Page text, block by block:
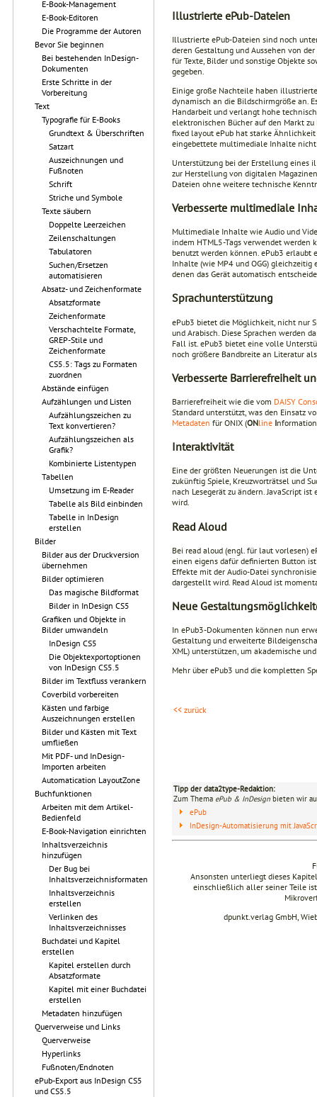
E-Book-Management
E-Book-Editoren
Die Programme der Autoren
Bevor Sie beginnen
Bei bestehenden InDesign-
Dokumenten
Erste Schritte in der
Vorbereitung
Text
Typografie für E-Books
Grundtext & Überschriften
Satzart
Auszeichnungen und
Fußnoten
Schrift
Striche und Symbole
Texte säubern
Doppelte Leerzeichen
Zeilenschaltungen
Tabulatoren
Suchen/Ersetzen
automatisieren
Absatz- und Zeichenformate
Absatzformate
Zeichenformate
Verschachtelte Formate,
GREP-Stile und
Zeichenformate
CS5.5: Tags zu Formaten
zuordnen
Abstände einfügen
Aufzählungen und Listen
Aufzählungszeichen zu
Text konvertieren?
Aufzählungszeichen als
Grafik?
Kombinierte Listentypen
Tabellen
Umsetzung im E-Reader
Tabelle als Bild einbinden
Tabelle in InDesign
erstellen
Bilder
Bilder aus der Druckversion
übernehmen
Bilder optimieren
Das magische Bildformat
Bilder in InDesign CS5
Grafiken und Objekte in
Bilder umwandeln
InDesign CS5
Die Objektexportoptionen
von InDesign CS5.5
Bilder im Textfluss verankern
Coverbild vorbereiten
Kästen und farbige
Auszeichnungen erstellen
Bilder und Kästen mit Text
umfließen
Mit PDF- und InDesign-
Importen arbeiten
Automatication LayoutZone
Buchfunktionen
Arbeiten mit dem Artikel-
Bedienfeld
E-Book-Navigation einrichten
Inhaltsverzeichnis
hinzufügen
Der Bug bei
Inhaltsverzeichnisformaten
Inhaltsverzeichnis
erstellen
Verlinken des
Inhaltsverzeichnisses
Buchdatei und Kapitel
erstellen
Kapitel erstellen durch
Absatzformate
Kapitel mit einer Buchdatei
erstellen
Metadaten hinzufügen
Querverweise und Links
Querverweise
Hyperlinks
Fußnoten/Endnoten
ePub-Export aus InDesign CS5
und CS5.5
Illustrierte ePub-Dateien
Illustrierte ePub-Dateien sind noch
deren Gestaltung und Aussehen von
für Texte, Bilder und sonstige Objekte
gegeben.
Einige große Nachteile haben
dynamisch an die Bildschirmgröße an.
Handarbeit und verlangt hohe
elektronischen Bücher auf den Markt
fixed layout ePub hat starke
eingebettete multimediale Inhalte
Unterstützung bei der Erstellung eines
zur Herstellung von digitalen
Dateien ohne weitere technische
Verbesserte multimediale
Multimediale Inhalte wie Audio und
indem HTML5-Tags verwendet werden
benutzt werden können. ePub3 erlaubt
Inhalte (wie MP4 und OGG)
denen das Gerät automatisch
Sprachunterstützung
ePub3 bietet die Möglichkeit, nicht nur
und Arabisch. Diese Sprachen werden
Fall ist. ePub3 bietet eine volle
noch größere Bandbreite an Literatur
Verbesserte Barrierefreiheit
Barrierefreiheit wie die vom DAISY
Standard unterstützt, was den Einsatz
Metadaten für ONIX (ONline I
Interaktivität
Eine der größten Neuerungen ist die
zukünftig Spiele, Kreuzworträtsel und
nach Lesegerät zu ändern. JavaScript
wird.
Read Aloud
Bei read aloud (engl. für laut vorlesen)
einen eigens dafür definierten Button
Effekte mit der Audio-Datei
dargestellt wird. Read Aloud ist
Neue
In ePub3-Dokumenten können nun
Gestaltung und erweiterte
XML) unterstützen, um akademische
Mehr über ePub3 und die kompletten
<< zurück
Tipp der data2type-Redaktion:
Zum Thema ePub & InDesign bieten wir
ePub
InDesign-Automatisierung mit
Ansonsten unterliegt dieses
einschließlich aller seiner Teile
dpunkt.verlag GmbH,